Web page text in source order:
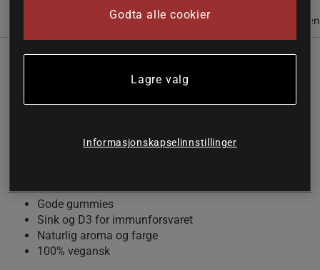
Anmeldelser Næringsinformasjon &
funksjonelle. Delikate gummies med appelsinsmak
som inneholder både vitamin D3 og sink, viktige for
gummiesene fra Matters inneholder kun 100%
Gode gummies
Sink og D3 for immunforsvaret
Naturlig aroma og farge
100% vegansk
Godta alle cookier
Lagre valg
Informasjonskapselinnstillinger